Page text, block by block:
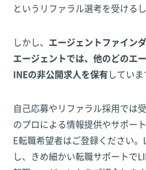
というリファラル選考を受ける
しかし、 エージェントファイン
エージェントでは、他のどのエ
INEの非公開求人を保有していま
自己応募やリファラル採用では
のプロによる情報提供やサポー
E転職希望者はご登録ください
し、きめ細かい転職サポートで